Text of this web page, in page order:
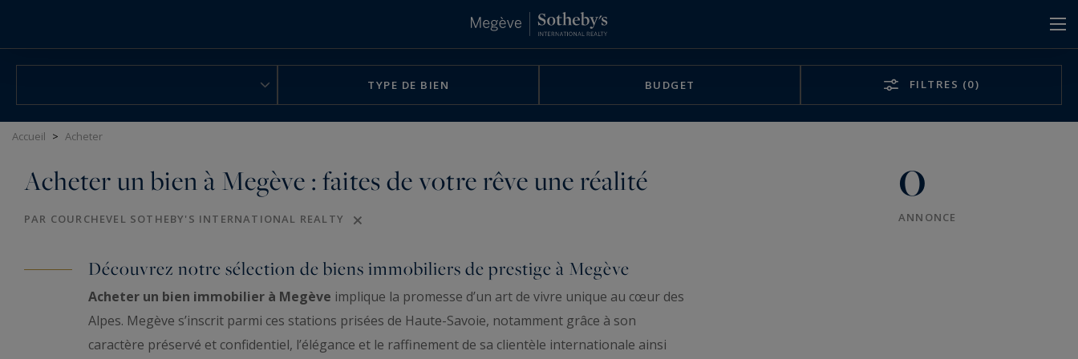
TYPE DE BIEN BUDGET FILTRES (0)
Accueil > Acheter
Acheter un bien à Megève : faites de votre rêve une réalité
PAR COURCHEVEL SOTHEBY'S INTERNATIONAL REALTY
0
ANNONCE
Découvrez notre sélection de biens immobiliers de prestige à Megève
Acheter un bien immobilier à Megève implique la promesse d’un art de vivre unique au cœur des
Alpes. Megève s’inscrit parmi ces stations prisées de Haute-Savoie, notamment grâce à son
caractère préservé et confidentiel, l’élégance et le raffinement de sa clientèle internationale ainsi